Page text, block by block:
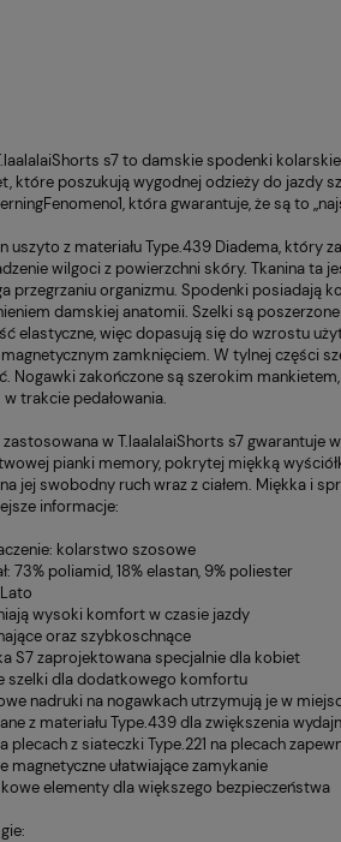
Enervit Pre Sport
11,00 zł
12,00 zł
Najniższa cena:
12,00 zł
29
s7 to damskie spodenki
które poszukują wygodnej odzieży do jazdy
która gwarantuje, że są to
uszyto z materiału Type.439 Diadema, który
wilgoci z powierzchni skóry. Tkanina ta
przegrzaniu organizmu. Spodenki posiadają
damskiej anatomii. Szelki są
elastyczne, więc dopasują się do wzrostu
zamknięciem. W tylnej części
Nogawki zakończone są szerokim
w trakcie pedałowania.
zastosowana w T.laalalaiShorts s7
pianki memory, pokrytej miękką
jej swobodny ruch wraz z ciałem. Miękka i
informacje:
kolarstwo szosowe
73% poliamid, 18% elastan, 9% poliester
wysoki komfort w czasie jazdy
oraz szybkoschnące
S7 zaprojektowana specjalnie dla kobiet
szelki dla dodatkowego komfortu
nadruki na nogawkach utrzymują je w
z materiału Type.439 dla zwiększenia
plecach z siateczki Type.221 na plecach
magnetyczne ułatwiające zamykanie
elementy dla większego bezpieczeństwa